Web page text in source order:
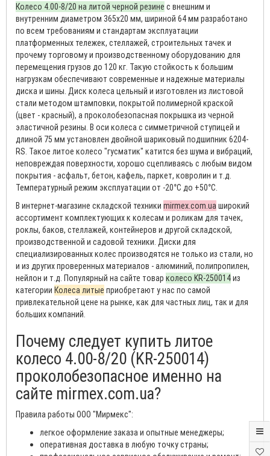
Колесо 4.00-8/20 на литой черной резине с внешним и
внутренним диаметром 365х20 мм, шириной 64 мм разработано
по всем требованиям и стандартам эксплуатации
платформенных тележек, стеллажей, строительных тачек и
прочему торговому и производственному оборудованию для
перемещения грузов до 120 кг. Такую стойкость к большим
нагрузкам обеспечивают современные и надежные материалы
диска и шины. Диск колеса цельный и изготовлен из листовой
стали методом штамповки, покрытой полимерной краской
(цвет - красный), а проколобезопасная покрышка из черной
эластичной резины. В оси колеса с симметричной ступицей и
длиной 75 мм установлен двойной шариковый подшипник 6204-
RS. Такое литое колесо "гусматик" катится без шума и вибраций,
неповреждая поверхности, хорошо сцепливаясь с любым видом
покрытия - асфальт, бетон, кафель, паркет, ковролин и т.д.
Температурный режим эксплуатации от -20°С до +50°С.
В интернет-магазине складской техники mirmex.com.ua широкий
ассортимент комплектующих к колесам и роликам для тачек,
роклы, баков, стеллажей, контейнеров и другой складской,
производственной и садовой техники. Диски для
специализированных колес производятся не только из стали, но
и из других проверенных материалов - алюминий, полипропилен,
нейлон и т.д. Популярный на сайте товар колесо KR-250014из
категории Колеса литые приобретают у нас по самой
привлекательной цене на рынке, как для частных лиц, так и для
больших компаний.
Почему следует купить литое
колесо 4.00-8/20 (KR-250014)
проколобезопасное именно на
сайте mirmex.com.ua?
Правила работы ООО "Мирмекс":
легкое оформление заказа и опытные менеджеры;
оперативная доставка в любую точку страны;